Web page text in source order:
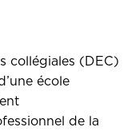
collégiales (DEC)
école
de la